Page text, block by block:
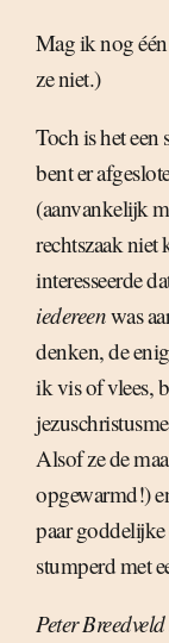
Mag ik nog
ze niet.)
Toch is het een
bent er
(aanvankelijk
rechtszaak niet
interesseerde
iedereenwas
denken, de
ik vis of vlees,
Alsof ze de
opgewarmd!)
paar
stumperd met
Peter